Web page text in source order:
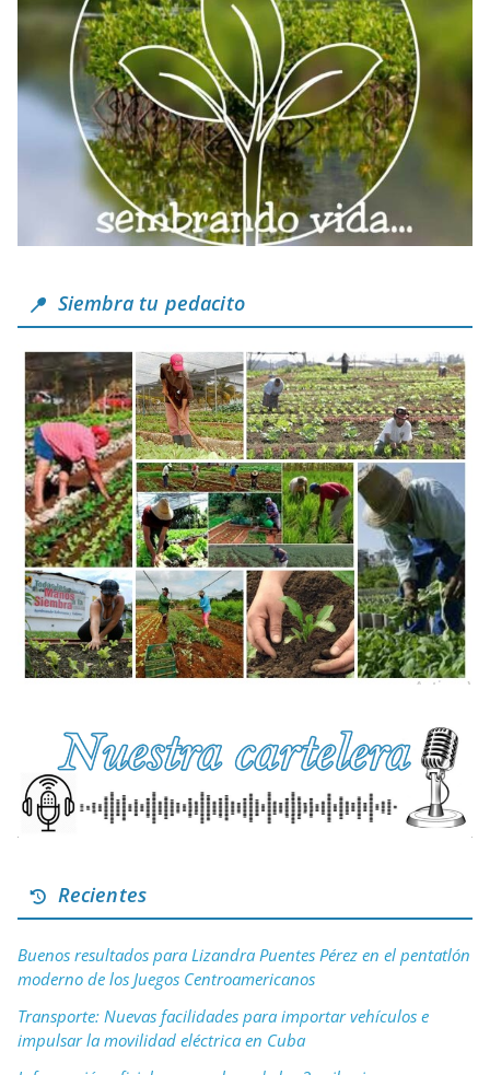
Siembra tu pedacito
Recientes
Buenos resultados para Lizandra Puentes Pérez en el pentatlón
moderno de los Juegos Centroamericanos
Transporte: Nuevas facilidades para importar vehículos e
impulsar la movilidad eléctrica en Cuba